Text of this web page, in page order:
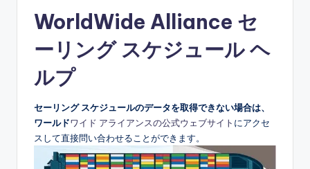
WorldWide Alliance セ
ーリング スケジュール ヘ
ルプ
セーリング スケジュールのデータを取得できない場合は、
ワールドワイド アライアンスの公式ウェブサイト にアクセ
スして直接問い合わせることができます。